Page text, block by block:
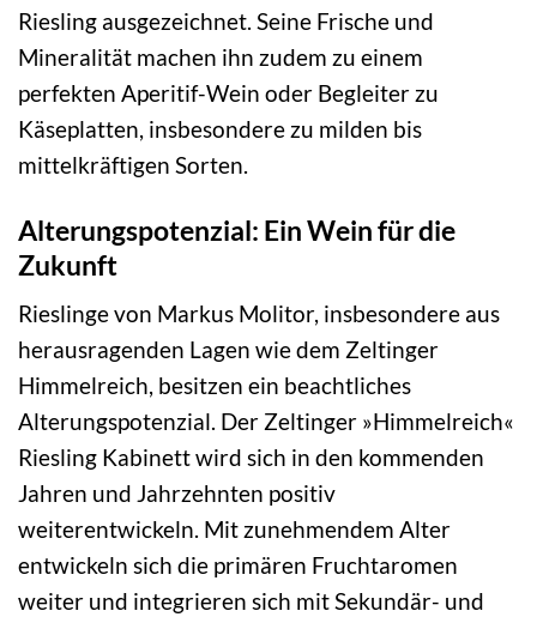
Riesling ausgezeichnet. Seine Frische und
Mineralität machen ihn zudem zu einem
perfekten Aperitif-Wein oder Begleiter zu
Käseplatten, insbesondere zu milden bis
mittelkräftigen Sorten.
Alterungspotenzial: Ein Wein für die
Zukunft
Rieslinge von Markus Molitor, insbesondere aus
herausragenden Lagen wie dem Zeltinger
Himmelreich, besitzen ein beachtliches
Alterungspotenzial. Der Zeltinger »Himmelreich«
Riesling Kabinett wird sich in den kommenden
Jahren und Jahrzehnten positiv
weiterentwickeln. Mit zunehmendem Alter
entwickeln sich die primären Fruchtaromen
weiter und integrieren sich mit Sekundär- und